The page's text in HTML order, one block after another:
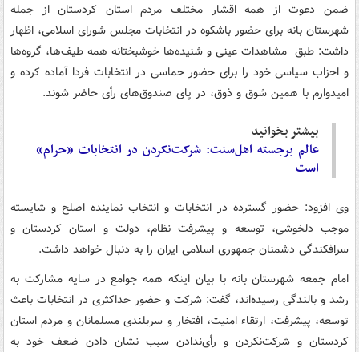
ضمن دعوت از همه اقشار مختلف مردم استان کردستان از جمله
شهرستان بانه برای حضور باشکوه در انتخابات مجلس شورای اسلامی، اظهار
داشت: طبق مشاهدات عینی و شنیده‌ها خوشبختانه همه طیف‌ها، گروه‌ها
و احزاب سیاسی خود را برای حضور حماسی در انتخابات فردا آماده کرده و
امیدوارم با همین شوق و ذوق، در پای صندوق‌های رأی حاضر شوند.
بیشتر بخوانید
عالم برجسته اهل‌سنت: شرکت‌نکردن در انتخابات «حرام»
است
وی افزود: حضور گسترده در انتخابات و انتخاب نماینده اصلح و شایسته
موجب دلخوشی، توسعه و پیشرفت نظام، دولت و استان کردستان و
سرافکندگی دشمنان جمهوری اسلامی ایران را به دنبال خواهد داشت.
امام جمعه شهرستان بانه با بیان اینکه همه جوامع در سایه مشارکت به
رشد و بالندگی رسیده‌اند، گفت: شرکت و حضور حداکثری در انتخابات باعث
توسعه، پیشرفت، ارتقاء امنیت، افتخار و سربلندی مسلمانان و مردم استان
کردستان و شرکت‌نکردن و رأی‌ندادن سبب نشان دادن ضعف خود به